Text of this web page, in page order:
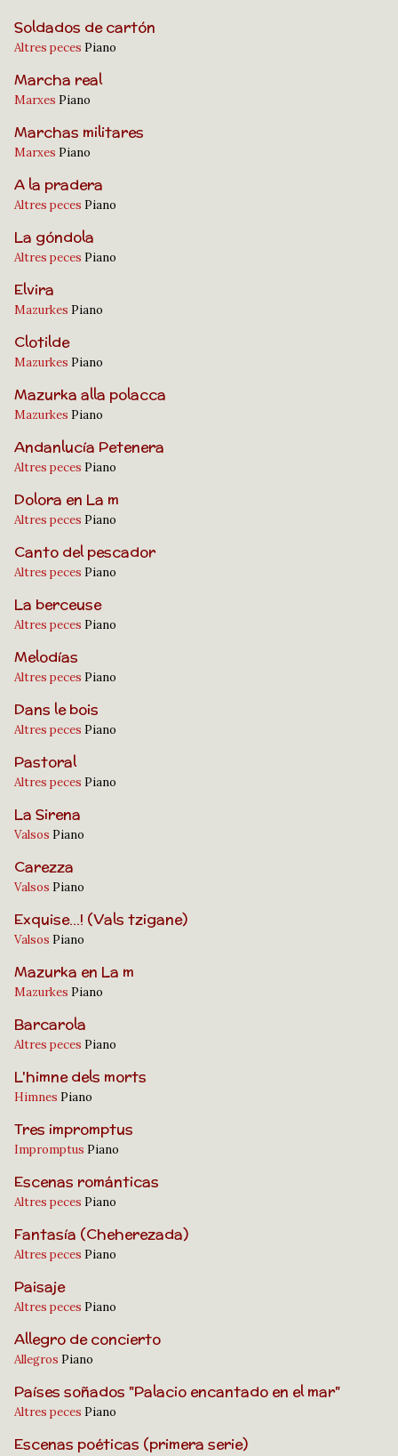
Soldados de cartón
Altres peces Piano
Marcha real
Marxes Piano
Marchas militares
Marxes Piano
A la pradera
Altres peces Piano
La góndola
Altres peces Piano
Elvira
Mazurkes Piano
Clotilde
Mazurkes Piano
Mazurka alla polacca
Mazurkes Piano
Andanlucía Petenera
Altres peces Piano
Dolora en La m
Altres peces Piano
Canto del pescador
Altres peces Piano
La berceuse
Altres peces Piano
Melodías
Altres peces Piano
Dans le bois
Altres peces Piano
Pastoral
Altres peces Piano
La Sirena
Valsos Piano
Carezza
Valsos Piano
Exquise...! (Vals tzigane)
Valsos Piano
Mazurka en La m
Mazurkes Piano
Barcarola
Altres peces Piano
L'himne dels morts
Himnes Piano
Tres impromptus
Impromptus Piano
Escenas románticas
Altres peces Piano
Fantasía (Cheherezada)
Altres peces Piano
Paisaje
Altres peces Piano
Allegro de concierto
Allegros Piano
Países soñados "Palacio encantado en el mar"
Altres peces Piano
Escenas poéticas (primera serie)